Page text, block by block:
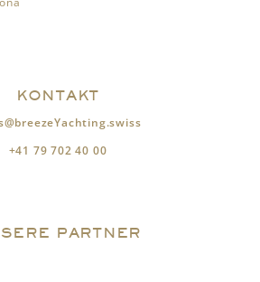
KONTAKT
+41 79 702 40 00
PARTNER